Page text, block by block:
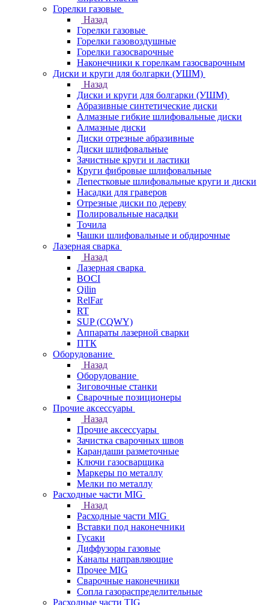
Горелки газовые
Назад
Горелки газовые
Горелки газовоздушные
Горелки газосварочные
Наконечники к горелкам газосварочным
Диски и круги для болгарки (УШМ)
Назад
Диски и круги для болгарки (УШМ)
Абразивные синтетические диски
Алмазные гибкие шлифовальные диски
Алмазные диски
Диски отрезные абразивные
Диски шлифовальные
Зачистные круги и ластики
Круги фибровые шлифовальные
Лепестковые шлифовальные круги и диски
Насадки для граверов
Отрезные диски по дереву
Полировальные насадки
Точила
Чашки шлифовальные и обдирочные
Лазерная сварка
Назад
Лазерная сварка
BOCI
Qilin
RelFar
RT
SUP (CQWY)
Аппараты лазерной сварки
ПТК
Оборудование
Назад
Оборудование
Зиговочные станки
Сварочные позиционеры
Прочие аксессуары
Назад
Прочие аксессуары
Зачистка сварочных швов
Карандаши разметочные
Ключи газосварщика
Маркеры по металлу
Мелки по металлу
Расходные части MIG
Назад
Расходные части MIG
Вставки под наконечники
Гусаки
Диффузоры газовые
Каналы направляющие
Прочее MIG
Сварочные наконечники
Сопла газораспределительные
Расходные части TIG